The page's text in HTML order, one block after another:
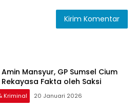
Mansyur, GP Sumsel Cium
Fakta oleh Saksi
Kriminal 20 Januari 2026